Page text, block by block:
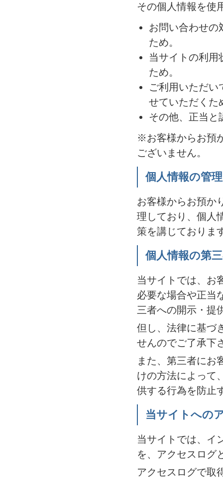
その個人情報を使
お問い合わせの
ため。
当サイトの利用
ため。
ご利用いただい
せていただくた
その他、正当と
※お客様からお預
ございません。
個人情報の管
お客様からお預か
理しており、個人
策を講じておりま
個人情報の第
当サイトでは、お
必要な場合や正当
三者への開示・提
但し、法律に基づ
せんのでご了承下
また、第三者にお
けの方法によって
供する行為を防止
当サイトへの
当サイトでは、イ
を、アクセスログ
アクセスログで取